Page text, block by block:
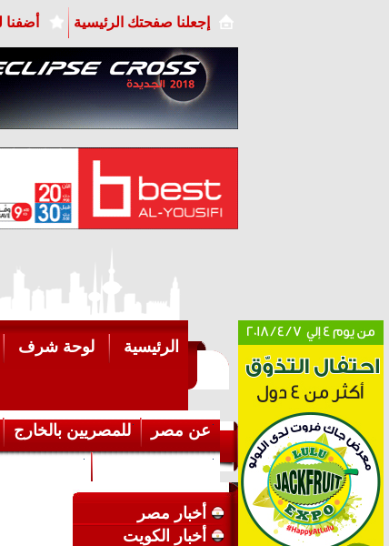
إجعلنا صفحتك الرئيسية
الرئيسية لوحة شرف
عن مصر للمصريين بالخارج
أخبار مصر
أخبار الكويت